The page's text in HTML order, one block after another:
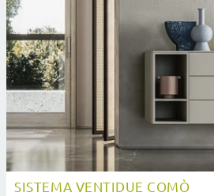
SISTEMA VENTIDUE COMÒ